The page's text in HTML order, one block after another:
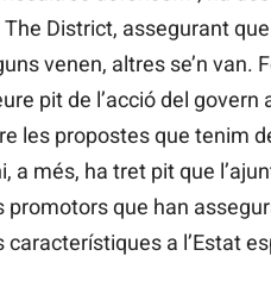
District, assegurant
venen, altres se’n van.
pit de l’acció del govern
les propostes que tenim
a més, ha tret pit que
que han
a l’Estat